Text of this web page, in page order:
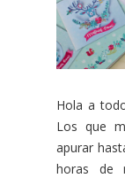
Hola a
Los que
apurar
horas de